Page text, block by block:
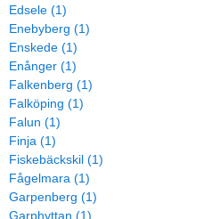
Edsele (1)
Enebyberg (1)
Enskede (1)
Enånger (1)
Falkenberg (1)
Falköping (1)
Falun (1)
Finja (1)
Fiskebäckskil (1)
Fågelmara (1)
Garpenberg (1)
Garphyttan (1)